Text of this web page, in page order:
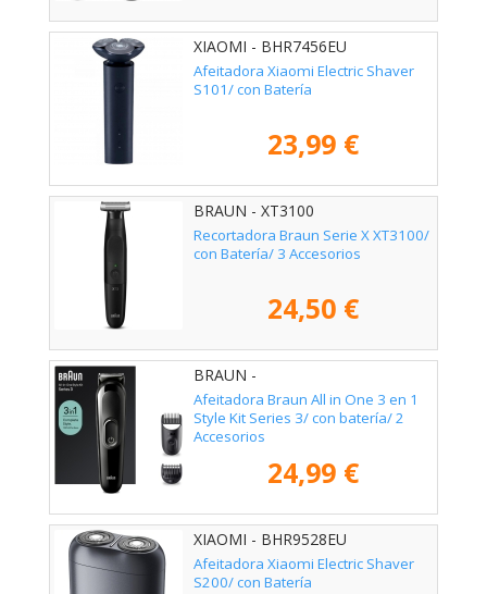
XIAOMI - BHR7456EU
Afeitadora Xiaomi Electric Shaver
S101/ con Batería
23,99 €
BRAUN - XT3100
Recortadora Braun Serie X XT3100/
con Batería/ 3 Accesorios
24,50 €
BRAUN -
Afeitadora Braun All in One 3 en 1
Style Kit Series 3/ con batería/ 2
Accesorios
24,99 €
XIAOMI - BHR9528EU
Afeitadora Xiaomi Electric Shaver
S200/ con Batería